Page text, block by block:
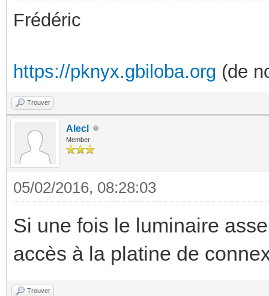
Frédéric
https://pknyx.gbiloba.org (de
Trouver
Alecl
Member
05/02/2016, 08:28:03
Si une fois le luminaire
accès à la platine de
Trouver